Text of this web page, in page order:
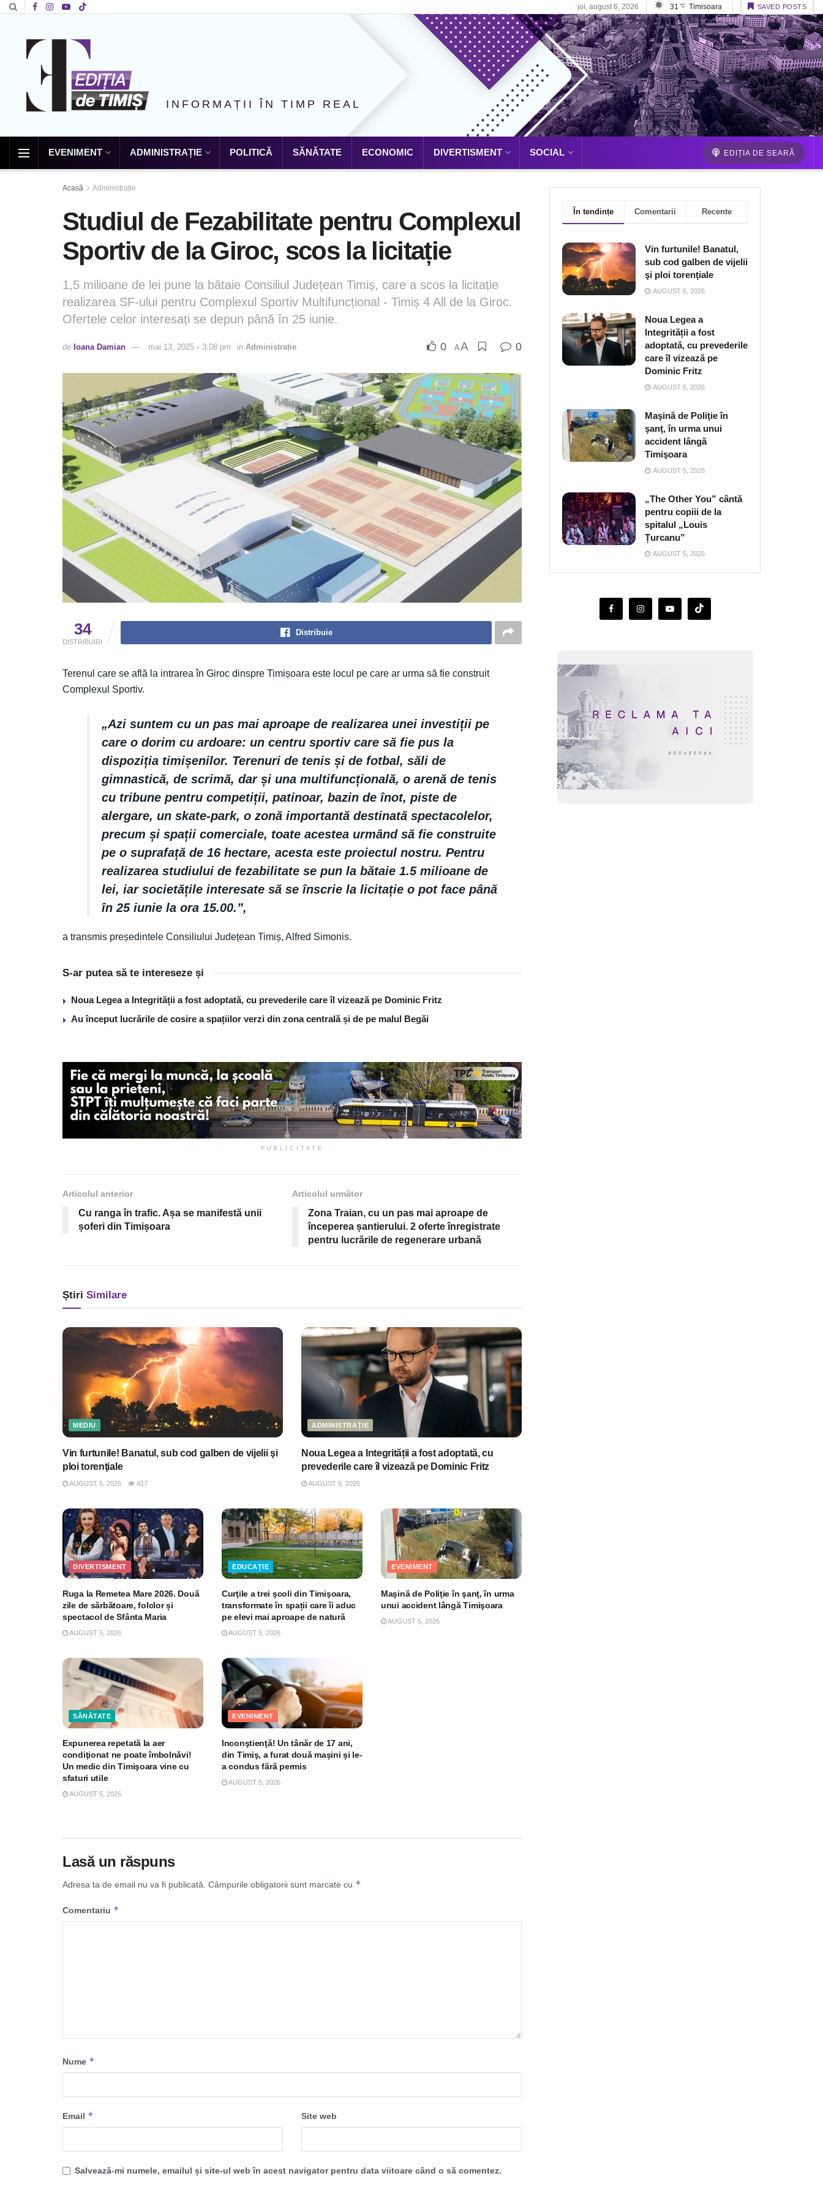
joi, august 6, 2026 31 °C Timisoara SAVED POSTS
INFORMAȚII ÎN TIMP REAL
EVENIMENT ADMINISTRAȚIE POLITICĂ SĂNĂTATE ECONOMIC DIVERTISMENT SOCIAL EDIȚIA DE SEARĂ
Acasă Administrație
Studiul de Fezabilitate pentru Complexul
Sportiv de la Giroc, scos la licitație
1,5 milioane de lei pune la bătaie Consiliul Județean Timiș, care a scos la licitație
realizarea SF-ului pentru Complexul Sportiv Multifuncțional - Timiș 4 All de la Giroc.
Ofertele celor interesați se depun până în 25 iunie.
de Ioana Damian mai 13, 2025 ◦ 3:08 pm in Administrație 0 AA 0
34
DISTRIBUIRI
Distribuie
Terenul care se află la intrarea în Giroc dinspre Timișoara este locul pe care ar urma să fie construit
Complexul Sportiv.
„Azi suntem cu un pas mai aproape de realizarea unei investiții pe
care o dorim cu ardoare: un centru sportiv care să fie pus la
dispoziția timișenilor. Terenuri de tenis și de fotbal, săli de
gimnastică, de scrimă, dar și una multifuncțională, o arenă de tenis
cu tribune pentru competiții, patinoar, bazin de înot, piste de
alergare, un skate-park, o zonă importantă destinată spectacolelor,
precum și spații comerciale, toate acestea urmând să fie construite
pe o suprafață de 16 hectare, acesta este proiectul nostru. Pentru
realizarea studiului de fezabilitate se pun la bătaie 1.5 milioane de
lei, iar societățile interesate să se înscrie la licitație o pot face până
în 25 iunie la ora 15.00.”,
a transmis președintele Consiliului Județean Timiș, Alfred Simonis.
S-ar putea să te intereseze și
Noua Legea a Integrității a fost adoptată, cu prevederile care îl vizează pe Dominic Fritz
Au început lucrările de cosire a spațiilor verzi din zona centrală și de pe malul Begăi
PUBLICITATE
Articolul anterior
Cu ranga în trafic. Așa se manifestă unii
șoferi din Timișoara
Articolul următor
Zona Traian, cu un pas mai aproape de
începerea șantierului. 2 oferte înregistrate
pentru lucrările de regenerare urbană
Știri Similare
MEDIU
Vin furtunile! Banatul, sub cod galben de vijelii şi
ploi torenţiale
AUGUST 5, 2026 417
ADMINISTRAȚIE
Noua Legea a Integrității a fost adoptată, cu
prevederile care îl vizează pe Dominic Fritz
AUGUST 5, 2026
DIVERTISMENT
Ruga la Remetea Mare 2026. Două
zile de sărbătoare, folclor și
spectacol de Sfânta Maria
AUGUST 5, 2026
EDUCAȚIE
Curţile a trei şcoli din Timişoara,
transformate în spații care îi aduc
pe elevi mai aproape de natură
AUGUST 5, 2026
EVENIMENT
Maşină de Poliţie în şanţ, în urma
unui accident lângă Timişoara
AUGUST 5, 2026
SĂNĂTATE
Expunerea repetată la aer
condiţionat ne poate îmbolnăvi!
Un medic din Timişoara vine cu
sfaturi utile
AUGUST 5, 2026
EVENIMENT
Inconştienţă! Un tânăr de 17 ani,
din Timiş, a furat două maşini şi le-
a condus fără permis
AUGUST 5, 2026
Lasă un răspuns
Adresa ta de email nu va fi publicată. Câmpurile obligatorii sunt marcate cu *
Comentariu *
Nume *
Email * Site web
Salvează-mi numele, emailul și site-ul web în acest navigator pentru data viitoare când o să comentez.
În tendințe Comentarii Recente
Vin furtunile! Banatul,
sub cod galben de vijelii
şi ploi torenţiale
AUGUST 5, 2026
Noua Legea a
Integrității a fost
adoptată, cu prevederile
care îl vizează pe
Dominic Fritz
AUGUST 5, 2026
Maşină de Poliţie în
şanţ, în urma unui
accident lângă
Timişoara
AUGUST 5, 2026
„The Other You” cântă
pentru copiii de la
spitalul „Louis
Țurcanu”
AUGUST 5, 2026